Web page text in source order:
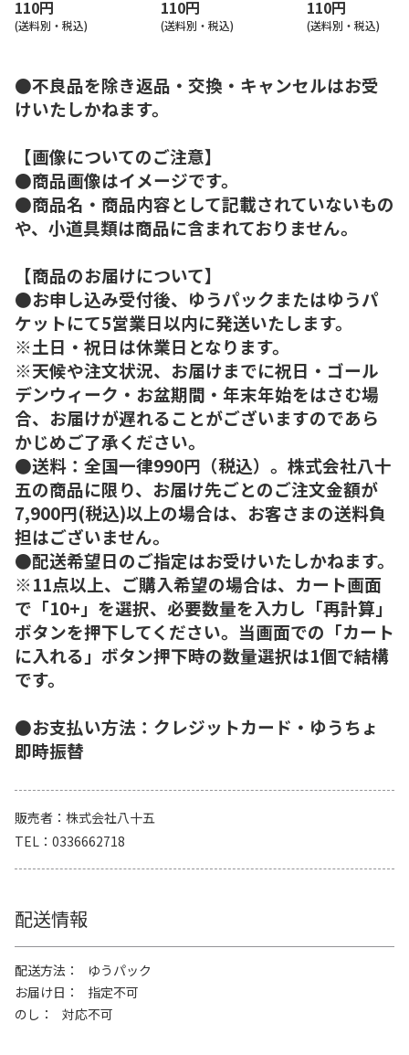
110円
(送料別・税込)
110円
(送料別・税込)
110円
(送料別・税込)
●不良品を除き返品・交換・キャンセルはお受
けいたしかねます。
【画像についてのご注意】
●商品画像はイメージです。
●商品名・商品内容として記載されていないもの
や、小道具類は商品に含まれておりません。
【商品のお届けについて】
●お申し込み受付後、ゆうパックまたはゆうパ
ケットにて5営業日以内に発送いたします。
※土日・祝日は休業日となります。
※天候や注文状況、お届けまでに祝日・ゴール
デンウィーク・お盆期間・年末年始をはさむ場
合、お届けが遅れることがございますのであら
かじめご了承ください。
●送料：全国一律990円（税込）。株式会社八十
五の商品に限り、お届け先ごとのご注文金額が
7,900円(税込)以上の場合は、お客さまの送料負
担はございません。
●配送希望日のご指定はお受けいたしかねます。
※11点以上、ご購入希望の場合は、カート画面
で「10+」を選択、必要数量を入力し「再計算」
ボタンを押下してください。当画面での「カート
に入れる」ボタン押下時の数量選択は1個で結構
です。
●お支払い方法：クレジットカード・ゆうちょ
即時振替
販売者
株式会社八十五
TEL
0336662718
配送情報
配送方法
ゆうパック
お届け日
指定不可
のし
対応不可